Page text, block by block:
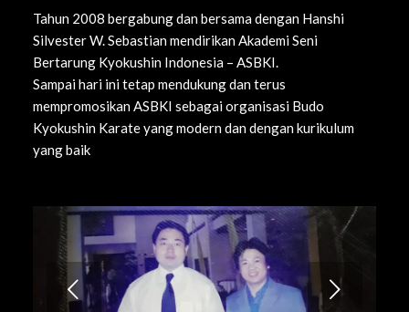
Tahun 2008 bergabung dan bersama dengan Hanshi
Silvester W. Sebastian mendirikan Akademi Seni
Bertarung Kyokushin Indonesia – ASBKI.
Sampai hari ini tetap mendukung dan terus
mempromosikan ASBKI sebagai organisasi Budo
Kyokushin Karate yang modern dan dengan kurikulum
yang baik
Next